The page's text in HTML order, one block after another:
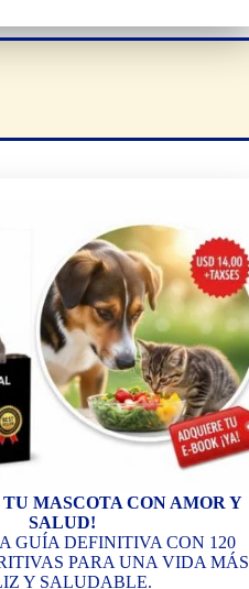
MASCOTA CON AMOR Y
SALUD!
GUÍA DEFINITIVA CON 120
PARA UNA VIDA MÁS
Y SALUDABLE.